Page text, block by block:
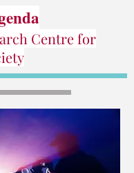
Centre for